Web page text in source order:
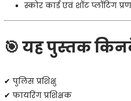
स्कोर कार्ड एवं शॉट प्लॉटिंग
🎯 यह पुस्तक
✔ पुलिस प्रशिक्षु
✔ फायरिंग प्रशिक्षक